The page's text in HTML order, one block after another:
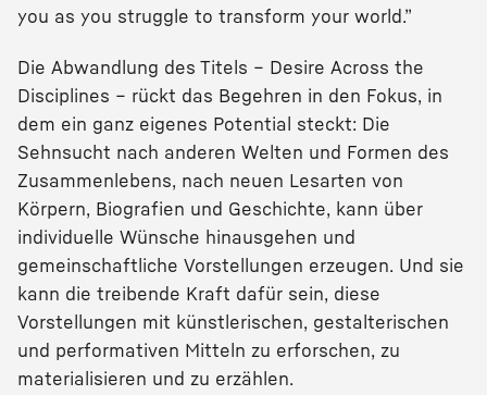
you as you struggle to transform your world.”
Die Abwandlung des Titels – Desire Across the
Disciplines – rückt das Begehren in den Fokus, in
dem ein ganz eigenes Potential steckt: Die
Sehnsucht nach anderen Welten und Formen des
Zusammenlebens, nach neuen Lesarten von
Körpern, Biografien und Geschichte, kann über
individuelle Wünsche hinausgehen und
gemeinschaftliche Vorstellungen erzeugen. Und sie
kann die treibende Kraft dafür sein, diese
Vorstellungen mit künstlerischen, gestalterischen
und performativen Mitteln zu erforschen, zu
materialisieren und zu erzählen.